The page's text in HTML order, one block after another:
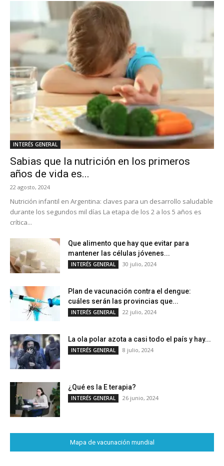
INTERÉS GENERAL
Sabias que la nutrición en los primeros
años de vida es...
22 agosto, 2024
Nutrición infantil en Argentina: claves para un desarrollo saludable
durante los segundos mil días La etapa de los 2 a los 5 años es
crítica...
Que alimento que hay que evitar para
mantener las células jóvenes...
INTERÉS GENERAL 30 julio, 2024
Plan de vacunación contra el dengue:
cuáles serán las provincias que...
INTERÉS GENERAL 22 julio, 2024
La ola polar azota a casi todo el país y hay...
INTERÉS GENERAL 8 julio, 2024
¿Qué es la E terapia?
INTERÉS GENERAL 26 junio, 2024
Mapa de vacunación mundial